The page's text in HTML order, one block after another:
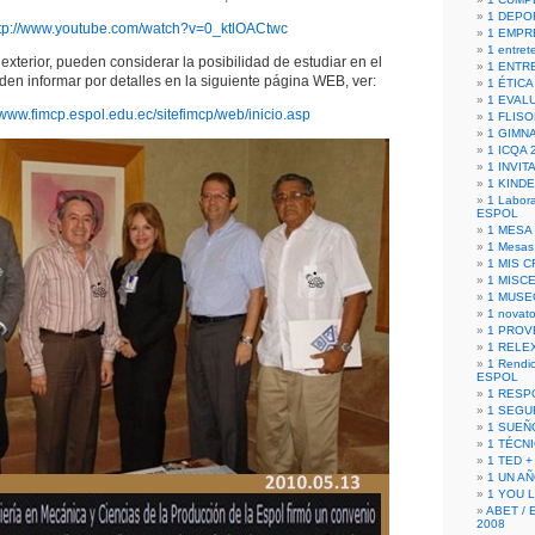
www.youtube.com/watch?v=0_ktlOACtwc
pueden considerar la posibilidad de estudiar en el
informar por detalles en la siguiente página WEB, ver:
sitefimcp/web/inicio.asp
1
1
1
1
1
1
1
1
1 ICQA
1
1
1
ESPOL
1
1
1 MIS
1
1
1
1
1
1
ESPOL
1
1
1
1
1 TED
1 UN
1 YOU
ABET /
2008